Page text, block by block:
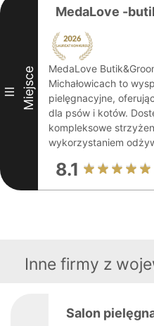
III Miejsce
MedaLove -
MedaLove
Michałowicach to
pielęgnacyjne,
dla psów i kotów.
kompleksowe
wykorzystaniem
8.1
Inne firmy z
Salon